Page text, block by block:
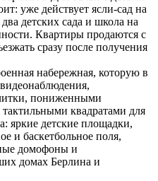
уже действует ясли-сад на
детских сада и школа на
Квартиры продаются с
сразу после получения
набережная, которую в
пониженными
квадратами для
яркие детские площадки,
и баскетбольное поля,
домофоны и
домах Берлина и